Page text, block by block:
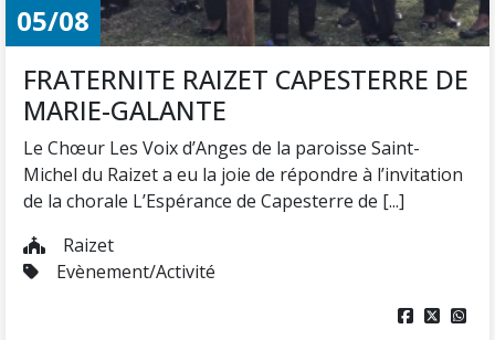
05/08
FRATERNITE RAIZET CAPESTERRE DE
MARIE-GALANTE
Le Chœur Les Voix d’Anges de la paroisse Saint-
Michel du Raizet a eu la joie de répondre à l’invitation
de la chorale L’Espérance de Capesterre de [...]
Raizet
Evènement/Activité
  